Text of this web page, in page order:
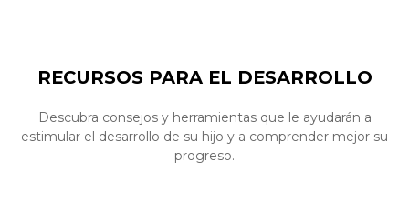
RECURSOS PARA EL DESARROLLO
Descubra consejos y herramientas que le ayudarán a
estimular el desarrollo de su hijo y a comprender mejor su
progreso.